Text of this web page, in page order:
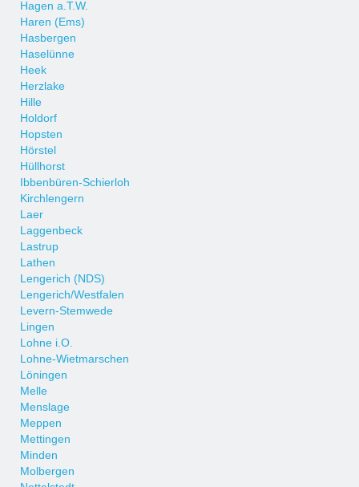
Hagen a.T.W.
Haren (Ems)
Hasbergen
Haselünne
Heek
Herzlake
Hille
Holdorf
Hopsten
Hörstel
Hüllhorst
Ibbenbüren-Schierloh
Kirchlengern
Laer
Laggenbeck
Lastrup
Lathen
Lengerich (NDS)
Lengerich/Westfalen
Levern-Stemwede
Lingen
Lohne i.O.
Lohne-Wietmarschen
Löningen
Melle
Menslage
Meppen
Mettingen
Minden
Molbergen